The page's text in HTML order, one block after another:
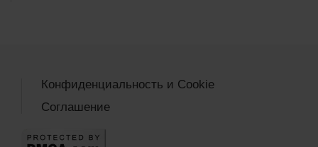
Конфиденциальность и Cookie
Соглашение